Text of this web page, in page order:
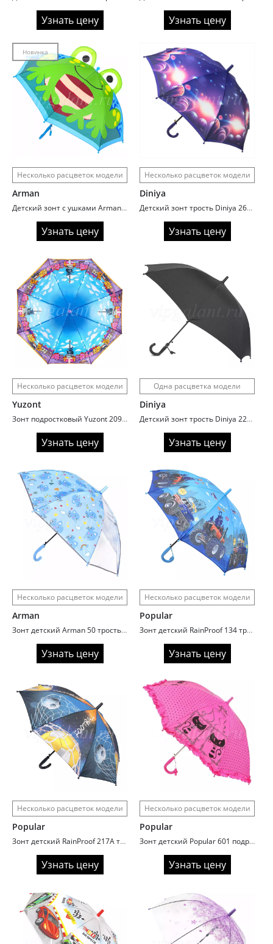
Узнать цену Узнать цену
Новинка
Несколько расцветок модели
Arman
Детский зонт с ушками Arman 113 Чудесные зверята
Узнать цену
Несколько расцветок модели
Diniya
Детский зонт трость Diniya 2613 Космос
Узнать цену
Несколько расцветок модели
Yuzont
Зонт подростковый Yuzont 2096 полный автомат автомат сатин
Узнать цену
Одна расцветка модели
Diniya
Детский зонт трость Diniya 2226 черный
Узнать цену
Несколько расцветок модели
Arman
Зонт детский Arman 50 трость автомат Animals
Узнать цену
Несколько расцветок модели
Popular
Зонт детский RainProof 134 трость автомат Trucks
Узнать цену
Несколько расцветок модели
Popular
Зонт детский RainProof 217A трость автомат Football
Узнать цену
Несколько расцветок модели
Popular
Зонт детский Popular 601 подростковый
Узнать цену